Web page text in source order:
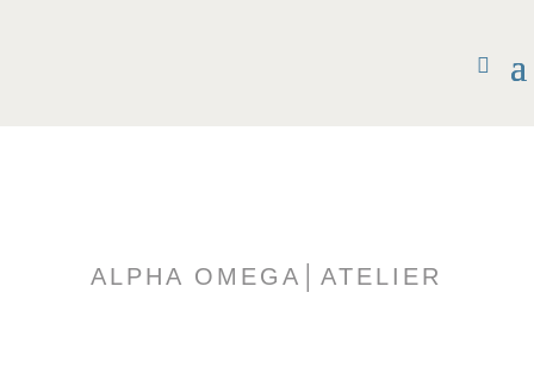
ALPHA OMEGA│ATELIER